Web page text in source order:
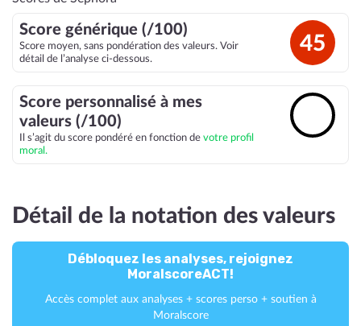
Score générique (/100)
Score moyen, sans pondération des valeurs. Voir
détail de l’analyse ci-dessous.
45
Score personnalisé à mes
valeurs (/100)
Il s’agit du score pondéré en fonction de votre profil
moral.
Détail de la notation des valeurs
Débloquez les analyses, rejoignez
MoralscoreACT!
Accès complet aux analyses + scores perso + soutien à
Moralscore